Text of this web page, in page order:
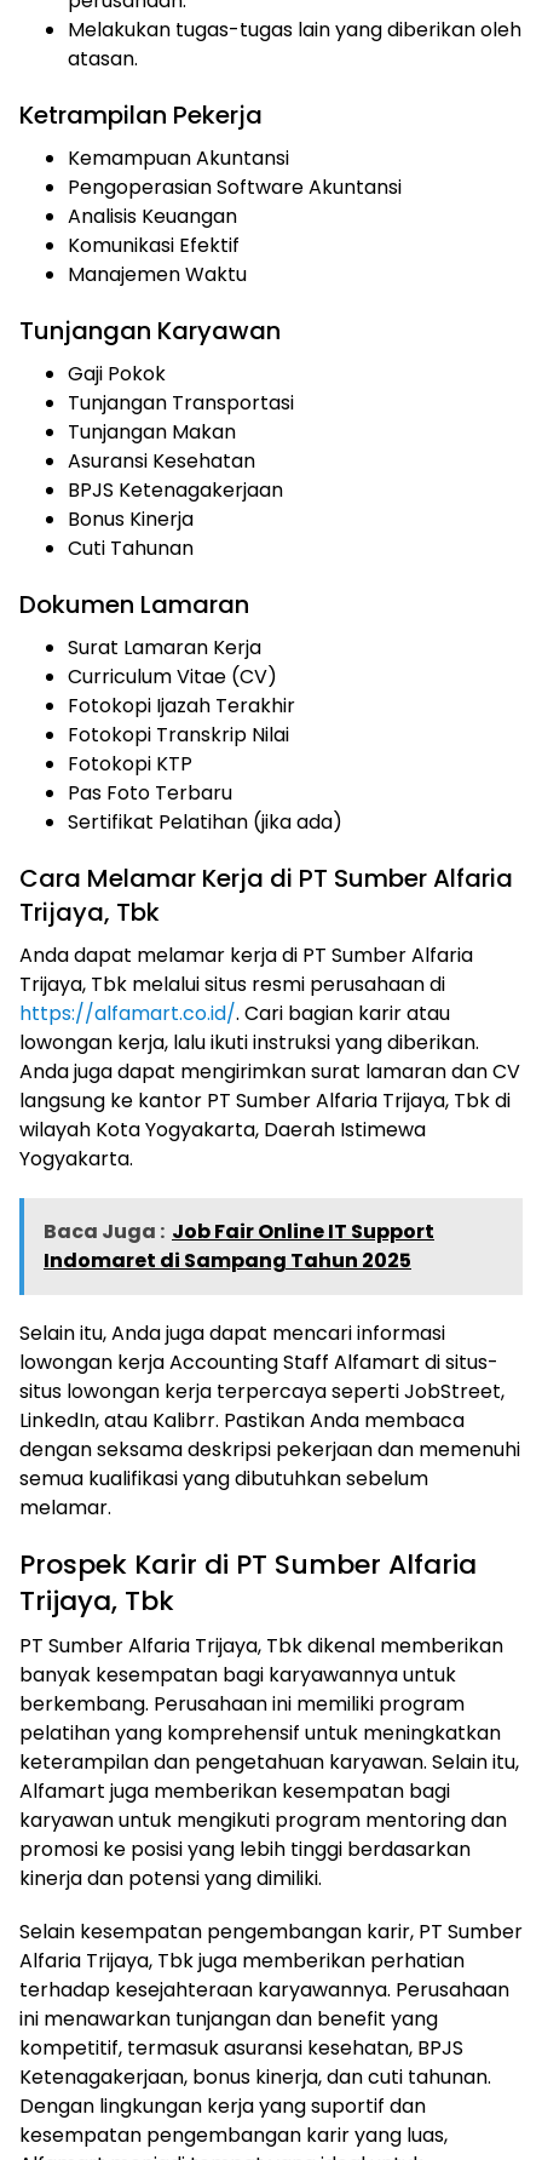
Melakukan tugas-tugas lain yang diberikan oleh
atasan.
Ketrampilan Pekerja
Kemampuan Akuntansi
Pengoperasian Software Akuntansi
Analisis Keuangan
Komunikasi Efektif
Manajemen Waktu
Tunjangan Karyawan
Gaji Pokok
Tunjangan Transportasi
Tunjangan Makan
Asuransi Kesehatan
BPJS Ketenagakerjaan
Bonus Kinerja
Cuti Tahunan
Dokumen Lamaran
Surat Lamaran Kerja
Curriculum Vitae (CV)
Fotokopi Ijazah Terakhir
Fotokopi Transkrip Nilai
Fotokopi KTP
Pas Foto Terbaru
Sertifikat Pelatihan (jika ada)
Cara Melamar Kerja di PT Sumber Alfaria
Trijaya, Tbk
Anda dapat melamar kerja di PT Sumber Alfaria
Trijaya, Tbk melalui situs resmi perusahaan di
https://alfamart.co.id/. Cari bagian karir atau
lowongan kerja, lalu ikuti instruksi yang diberikan.
Anda juga dapat mengirimkan surat lamaran dan CV
langsung ke kantor PT Sumber Alfaria Trijaya, Tbk di
wilayah Kota Yogyakarta, Daerah Istimewa
Yogyakarta.
Baca Juga : Job Fair Online IT Support
Indomaret di Sampang Tahun 2025
Selain itu, Anda juga dapat mencari informasi
lowongan kerja Accounting Staff Alfamart di situs-
situs lowongan kerja terpercaya seperti JobStreet,
LinkedIn, atau Kalibrr. Pastikan Anda membaca
dengan seksama deskripsi pekerjaan dan memenuhi
semua kualifikasi yang dibutuhkan sebelum
melamar.
Prospek Karir di PT Sumber Alfaria
Trijaya, Tbk
PT Sumber Alfaria Trijaya, Tbk dikenal memberikan
banyak kesempatan bagi karyawannya untuk
berkembang. Perusahaan ini memiliki program
pelatihan yang komprehensif untuk meningkatkan
keterampilan dan pengetahuan karyawan. Selain itu,
Alfamart juga memberikan kesempatan bagi
karyawan untuk mengikuti program mentoring dan
promosi ke posisi yang lebih tinggi berdasarkan
kinerja dan potensi yang dimiliki.
Selain kesempatan pengembangan karir, PT Sumber
Alfaria Trijaya, Tbk juga memberikan perhatian
terhadap kesejahteraan karyawannya. Perusahaan
ini menawarkan tunjangan dan benefit yang
kompetitif, termasuk asuransi kesehatan, BPJS
Ketenagakerjaan, bonus kinerja, dan cuti tahunan.
Dengan lingkungan kerja yang suportif dan
kesempatan pengembangan karir yang luas,